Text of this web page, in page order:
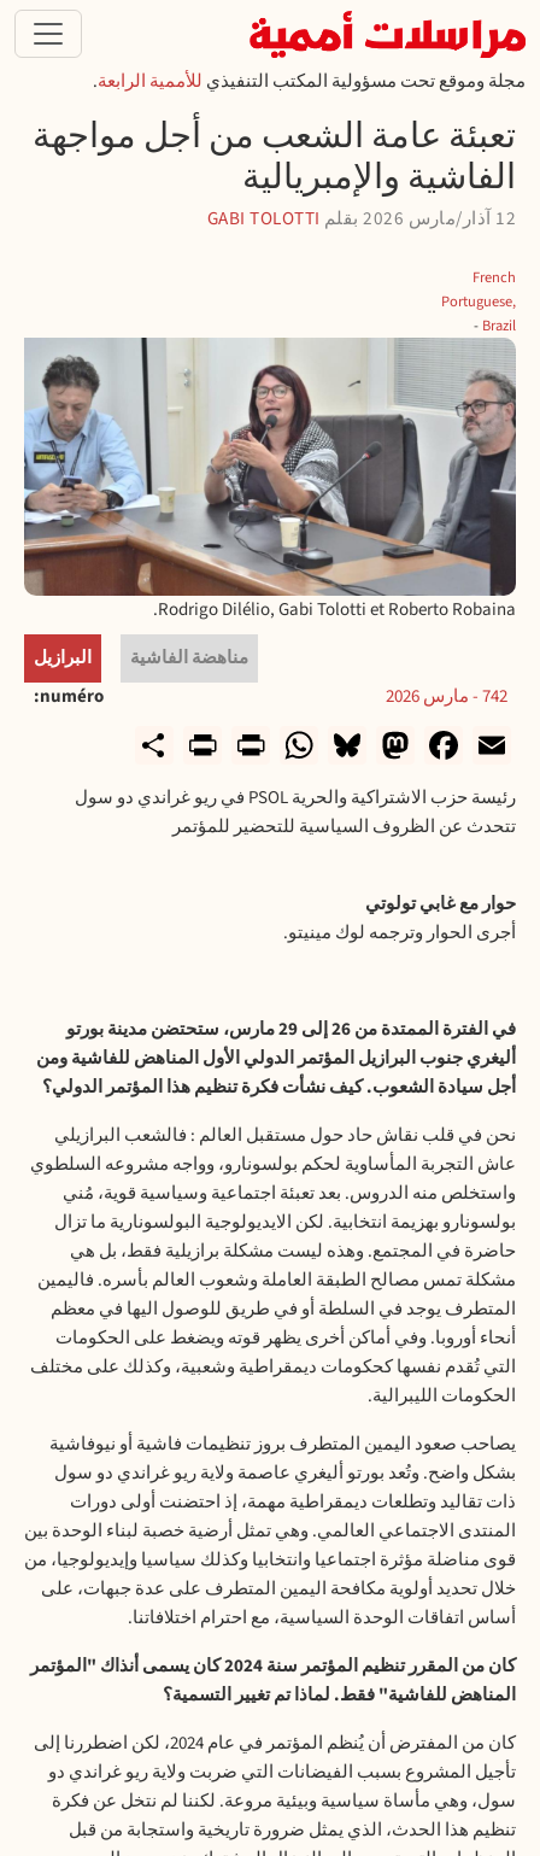
تجاوز إلى المحتوى الرئيسي
مجلة وموقع تحت مسؤولية المكتب التنفيذي للأممية الرابعة.
تعبئة عامة الشعب من أجل مواجهة
الفاشية والإمبريالية
12 آذار/مارس 2026 بقلم GABI TOLOTTI
French
Portuguese,
Brazil
Rodrigo Dilélio, Gabi Tolotti et Roberto Robaina.
البرازيل
مناهضة الفاشية
numéro
742 - مارس 2026
Email
Facebook
Mastodon
Bluesky
WhatsApp
Print
رئيسة حزب الاشتراكية والحرية PSOL في ريو غراندي دو سول
تتحدث عن الظروف السياسية للتحضير للمؤتمر
حوار مع غابي تولوتي
أجرى الحوار وترجمه لوك مينيتو.
في الفترة الممتدة من 26 إلى 29 مارس، ستحتضن مدينة بورتو
أليغري جنوب البرازيل المؤتمر الدولي الأول المناهض للفاشية ومن
أجل سيادة الشعوب. كيف نشأت فكرة تنظيم هذا المؤتمر الدولي؟
نحن في قلب نقاش حاد حول مستقبل العالم : فالشعب البرازيلي
عاش التجربة المأساوية لحكم بولسونارو، وواجه مشروعه السلطوي
واستخلص منه الدروس. بعد تعبئة اجتماعية وسياسية قوية، مُني
بولسونارو بهزيمة انتخابية. لكن الايديولوجية البولسونارية ما تزال
حاضرة في المجتمع. وهذه ليست مشكلة برازيلية فقط، بل هي
مشكلة تمس مصالح الطبقة العاملة وشعوب العالم بأسره. فاليمين
المتطرف يوجد في السلطة أو في طريق للوصول اليها في معظم
أنحاء أوروبا. وفي أماكن أخرى يظهر قوته ويضغط على الحكومات
التي تُقدم نفسها كحكومات ديمقراطية وشعبية، وكذلك على مختلف
الحكومات الليبرالية.
يصاحب صعود اليمين المتطرف بروز تنظيمات فاشية أو نيوفاشية
بشكل واضح. وتُعد بورتو أليغري عاصمة ولاية ريو غراندي دو سول
ذات تقاليد وتطلعات ديمقراطية مهمة، إذ احتضنت أولى دورات
المنتدى الاجتماعي العالمي. وهي تمثل أرضية خصبة لبناء الوحدة بين
قوى مناضلة مؤثرة اجتماعيا وانتخابيا وكذلك سياسيا وإيديولوجيا، من
خلال تحديد أولوية مكافحة اليمين المتطرف على عدة جبهات، على
أساس اتفاقات الوحدة السياسية، مع احترام اختلافاتنا.
كان من المقرر تنظيم المؤتمر سنة 2024 كان يسمى أنذاك "المؤتمر
المناهض للفاشية" فقط. لماذا تم تغيير التسمية؟
كان من المفترض أن يُنظم المؤتمر في عام 2024، لكن اضطررنا إلى
تأجيل المشروع بسبب الفيضانات التي ضربت ولاية ريو غراندي دو
سول، وهي مأساة سياسية وبيئية مروعة. لكننا لم نتخل عن فكرة
تنظيم هذا الحدث، الذي يمثل ضرورة تاريخية واستجابة من قبل